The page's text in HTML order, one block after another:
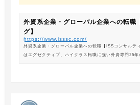
外資系企業・グローバル企業への転職
グ】
https://www.isssc.com/
外資系企業・グローバル企業への転職【ISSコンサルテ
はエグゼクティブ、ハイクラス転職に強い外資専門25